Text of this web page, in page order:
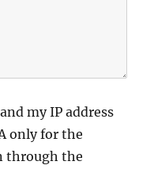
my IP address
only for the
through the